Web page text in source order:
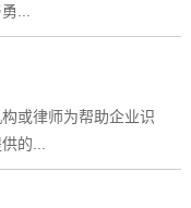
...
或律师为帮助企业识
的...